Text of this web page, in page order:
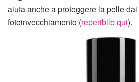
aiuta anche a proteggere la pelle
fotoinvecchiamento (reperibile qui).